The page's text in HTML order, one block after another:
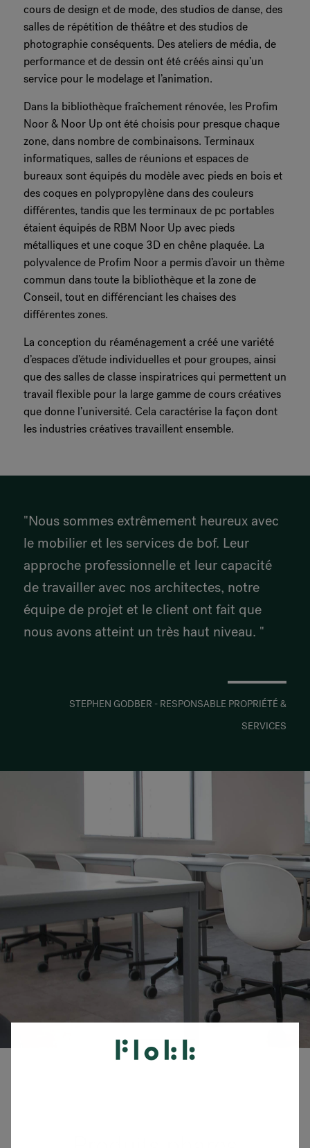
cours de design et de mode, des studios de danse, des
salles de répétition de théâtre et des studios de
photographie conséquents. Des ateliers de média, de
performance et de dessin ont été créés ainsi qu’un
service pour le modelage et l’animation.
Dans la bibliothèque fraîchement rénovée, les Profim
Noor & Noor Up ont été choisis pour presque chaque
zone, dans nombre de combinaisons. Terminaux
informatiques, salles de réunions et espaces de
bureaux sont équipés du modèle avec pieds en bois et
des coques en polypropylène dans des couleurs
différentes, tandis que les terminaux de pc portables
étaient équipés de RBM Noor Up avec pieds
métalliques et une coque 3D en chêne plaquée. La
polyvalence de Profim Noor a permis d’avoir un thème
commun dans toute la bibliothèque et la zone de
Conseil, tout en différenciant les chaises des
différentes zones.
La conception du réaménagement a créé une variété
d’espaces d’étude individuelles et pour groupes, ainsi
que des salles de classe inspiratrices qui permettent un
travail flexible pour la large gamme de cours créatives
que donne l’université. Cela caractérise la façon dont
les industries créatives travaillent ensemble.
"Nous sommes extrêmement heureux avec
le mobilier et les services de bof. Leur
approche professionnelle et leur capacité
de travailler avec nos architectes, notre
équipe de projet et le client ont fait que
nous avons atteint un très haut niveau. "
STEPHEN GODBER - RESPONSABLE PROPRIÉTÉ &
SERVICES